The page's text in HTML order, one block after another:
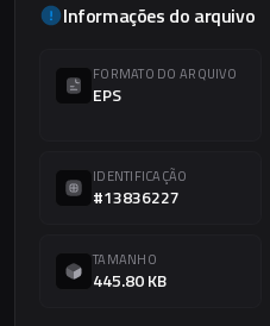
Informações do arquivo
FORMATO DO ARQUIVO
EPS
IDENTIFICAÇÃO
#13836227
TAMANHO
445.80 KB